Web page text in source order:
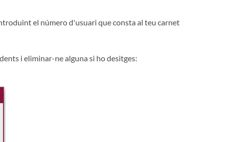
el número d'usuari que consta al teu carnet
i eliminar-ne alguna si ho desitges: